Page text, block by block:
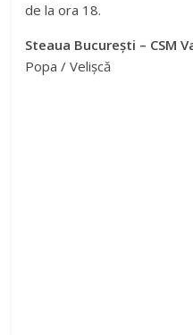
de la ora 18.
Steaua București – CSM
Popa / Velișcă